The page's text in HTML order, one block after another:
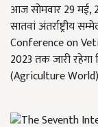
आज सोमवार 29मई,
सातवां अंतर्राष्ट्रीय
Conference on
2023तक जारी
(Agriculture World)